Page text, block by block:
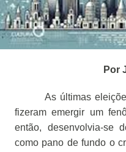
Por
As últimas
fizeram emergir um
então, desenvolvia-se
como pano de fundo o